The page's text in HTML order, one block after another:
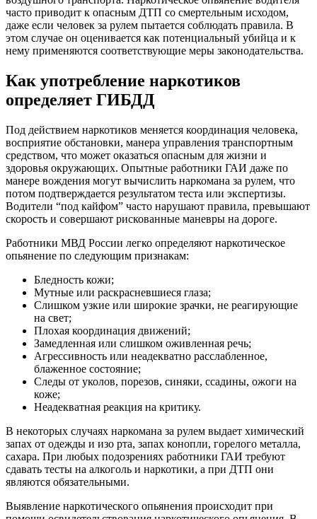
часто приводит к опасным ДТП со смертельным исходом,
даже если человек за рулем пытается соблюдать правила. В
этом случае он оценивается как потенциальный убийца и к
нему применяются соответствующие меры законодательства.
Как употребление наркотиков
определяет ГИБДД
Под действием наркотиков меняется координация человека,
восприятие обстановки, манера управления транспортным
средством, что может оказаться опасным для жизни и
здоровья окружающих. Опытные работники ГАИ даже по
манере вождения могут вычислить наркомана за рулем, что
потом подтверждается результатом теста или экспертизы.
Водители “под кайфом” часто нарушают правила, превышают
скорость и совершают рискованные маневры на дороге.
Работники МВД России легко определяют наркотическое
опьянение по следующим признакам:
Бледность кожи;
Мутные или раскрасневшиеся глаза;
Слишком узкие или широкие зрачки, не реагирующие
на свет;
Плохая координация движений;
Замедленная или слишком оживленная речь;
Агрессивность или неадекватно расслабленное,
блаженное состояние;
Следы от уколов, порезов, синяки, ссадины, ожоги на
коже;
Неадекватная реакция на критику.
В некоторых случаях наркомана за рулем выдает химический
запах от одежды и изо рта, запах конопли, горелого металла,
сахара. При любых подозрениях работники ГАИ требуют
сдавать тесты на алкоголь и наркотики, а при ДТП они
являются обязательными.
Выявление наркотического опьянения происходит при